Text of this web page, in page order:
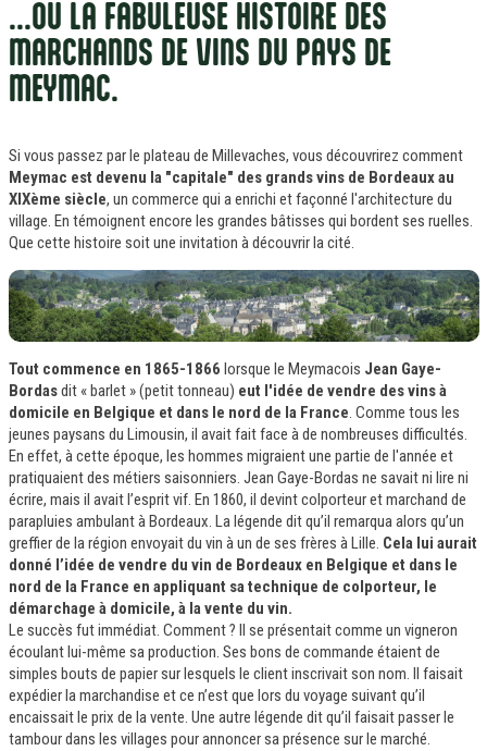
...OU LA FABULEUSE HISTOIRE DES
MARCHANDS DE VINS DU PAYS DE
MEYMAC.
Si vous passez par le plateau de Millevaches, vous découvrirez comment
Meymac est devenu la "capitale" des grands vins de Bordeaux au
XIXème siècle, un commerce qui a enrichi et façonné l'architecture du
village. En témoignent encore les grandes bâtisses qui bordent ses ruelles.
Que cette histoire soit une invitation à découvrir la cité.
Tout commence en 1865-1866 lorsque le Meymacois Jean Gaye-
Bordasdit « barlet » (petit tonneau) eut l'idée de vendre des vins à
domicile en Belgique et dans le nord de la France. Comme tous les
jeunes paysans du Limousin, il avait fait face à de nombreuses difficultés.
En effet, à cette époque, les hommes migraient une partie de l'année et
pratiquaient des métiers saisonniers. Jean Gaye-Bordas ne savait ni lire ni
écrire, mais il avait l’esprit vif. En 1860, il devint colporteur et marchand de
parapluies ambulant à Bordeaux. La légende dit qu’il remarqua alors qu’un
greffier de la région envoyait du vin à un de ses frères à Lille. Cela lui aurait
donné l’idée de vendre du vin de Bordeaux en Belgique et dans le
nord de la France en appliquant sa technique de colporteur, le
démarchage à domicile, à la vente du vin.
Le succès fut immédiat. Comment ? Il se présentait comme un vigneron
écoulant lui-même sa production. Ses bons de commande étaient de
simples bouts de papier sur lesquels le client inscrivait son nom. Il faisait
expédier la marchandise et ce n’est que lors du voyage suivant qu’il
encaissait le prix de la vente. Une autre légende dit qu’il faisait passer le
tambour dans les villages pour annoncer sa présence sur le marché.